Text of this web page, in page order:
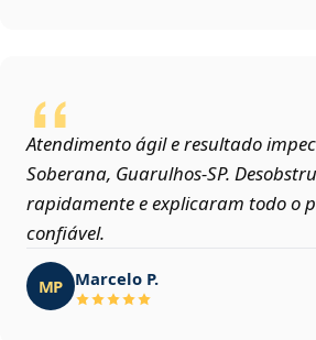
Atendimento ágil e resultado
Soberana, Guarulhos‑SP.
rapidamente e explicaram todo o
confiável.
MP Marcelo P.